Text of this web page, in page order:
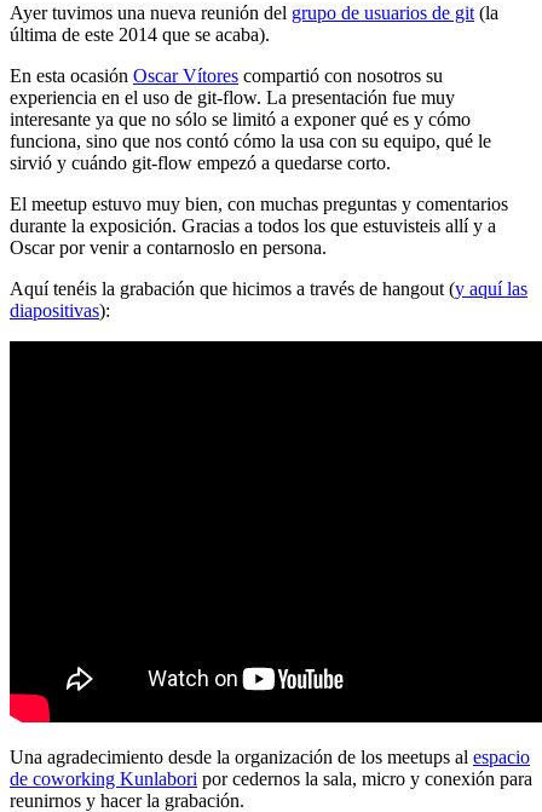
Ayer tuvimos una nueva reunión del grupo de usuarios de git (la
última de este 2014 que se acaba).
En esta ocasión Oscar Vítores compartió con nosotros su
experiencia en el uso de git-flow. La presentación fue muy
interesante ya que no sólo se limitó a exponer qué es y cómo
funciona, sino que nos contó cómo la usa con su equipo, qué le
sirvió y cuándo git-flow empezó a quedarse corto.
El meetup estuvo muy bien, con muchas preguntas y comentarios
durante la exposición. Gracias a todos los que estuvisteis allí y a
Oscar por venir a contarnoslo en persona.
Aquí tenéis la grabación que hicimos a través de hangout (y aquí las
diapositivas):
Una agradecimiento desde la organización de los meetups al espacio
de coworking Kunlabori por cedernos la sala, micro y conexión para
reunirnos y hacer la grabación.